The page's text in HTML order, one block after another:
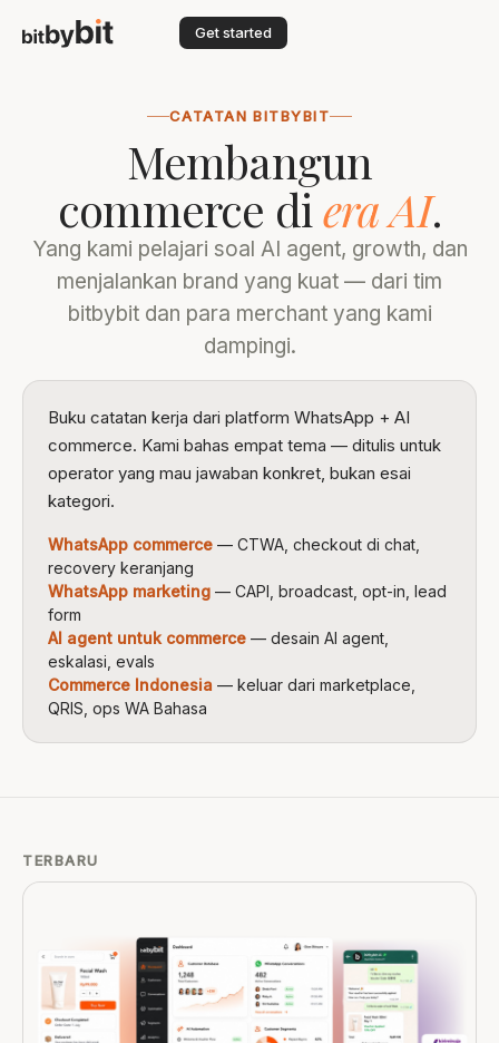
Get started
CATATAN BITBYBIT
Membangun
commerce di era AI.
Yang kami pelajari soal AI agent, growth, dan
menjalankan brand yang kuat — dari tim
bitbybit dan para merchant yang kami
dampingi.
Buku catatan kerja dari platform WhatsApp + AI
commerce. Kami bahas empat tema — ditulis untuk
operator yang mau jawaban konkret, bukan esai
kategori.
WhatsApp commerce — CTWA, checkout di chat,
recovery keranjang
WhatsApp marketing — CAPI, broadcast, opt-in, lead
form
AI agent untuk commerce — desain AI agent,
eskalasi, evals
Commerce Indonesia — keluar dari marketplace,
QRIS, ops WA Bahasa
TERBARU